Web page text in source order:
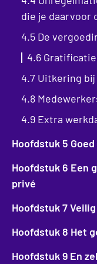
die je daarvoor
4.5 De
4.6
4.7 Uitkering
4.8
4.9 Extra
Hoofdstuk 5
Hoofdstuk 6 Een
privé
Hoofdstuk 7
Hoofdstuk 8 Het
Hoofdstuk 9 En